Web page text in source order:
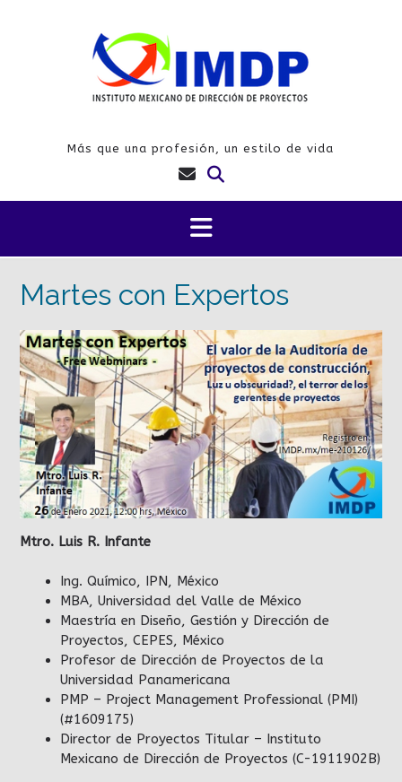
Más que una profesión, un estilo de vida
Martes con Expertos
Mtro. Luis R. Infante
Ing. Químico, IPN, México
MBA, Universidad del Valle de México
Maestría en Diseño, Gestión y Dirección de
Proyectos, CEPES, México
Profesor de Dirección de Proyectos de la
Universidad Panamericana
PMP – Project Management Professional (PMI)
(#1609175)
Director de Proyectos Titular – Instituto
Mexicano de Dirección de Proyectos (C-1911902B)